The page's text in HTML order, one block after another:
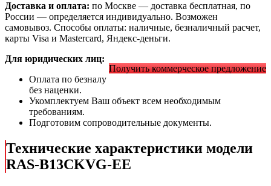
Доставка и оплата: по Москве — доставка бесплатная, по
России — определяется индивидуально. Возможен
самовывоз. Способы оплаты: наличные, безналичный расчет,
карты Visa и Mastercard, Яндекс-деньги.
Получить коммерческое предложение
Для юридических лиц:
Оплата по безналу
без наценки.
Укомплектуем Ваш объект всем необходимым
требованиям.
Подготовим сопроводительные документы.
Технические характеристики модели
RAS-B13CKVG-EE